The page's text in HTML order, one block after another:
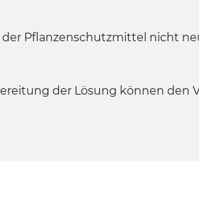
Pflanzenschutzmittel nicht
der Lösung können den